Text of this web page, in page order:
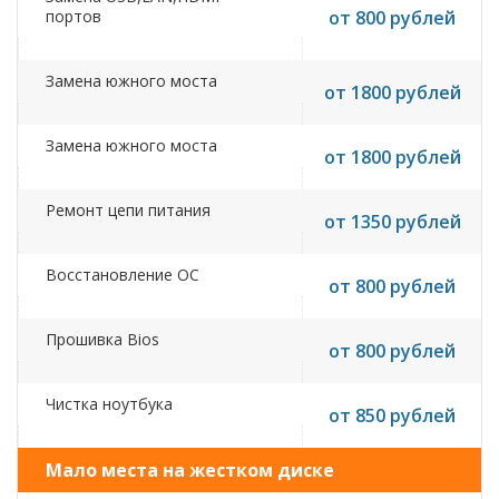
портов
от 800 рублей
Замена южного моста от 1800 рублей
Замена южного моста от 1800 рублей
Ремонт цепи питания от 1350 рублей
Восстановление ОС от 800 рублей
Прошивка Bios от 800 рублей
Чистка ноутбука от 850 рублей
Мало места на жестком диске